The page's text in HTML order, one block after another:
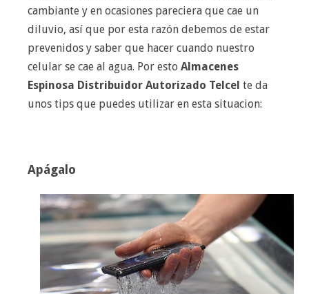
cambiante y en ocasiones pareciera que cae un
diluvio, así que por esta razón debemos de estar
prevenidos y saber que hacer cuando nuestro
celular se cae al agua. Por esto Almacenes
Espinosa Distribuidor Autorizado Telcel te da
unos tips que puedes utilizar en esta situacion:
Apágalo